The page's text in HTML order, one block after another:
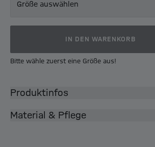
Größe auswählen
IN DEN WARENKORB
Bitte wähle zuerst eine Größe aus!
Produktinfos
Material & Pflege